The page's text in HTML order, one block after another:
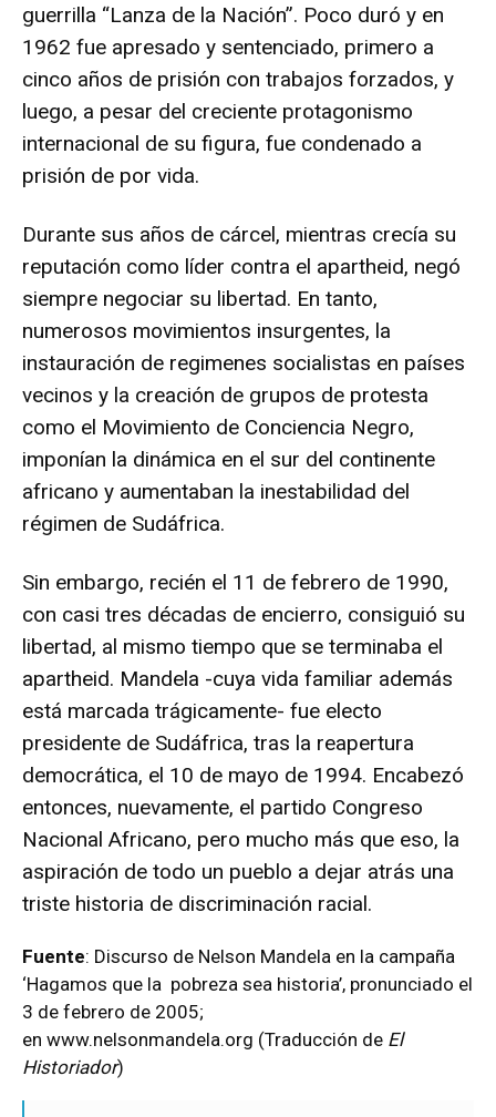
guerrilla “Lanza de la Nación”. Poco duró y en
1962 fue apresado y sentenciado, primero a
cinco años de prisión con trabajos forzados, y
luego, a pesar del creciente protagonismo
internacional de su figura, fue condenado a
prisión de por vida.
Durante sus años de cárcel, mientras crecía su
reputación como líder contra el apartheid, negó
siempre negociar su libertad. En tanto,
numerosos movimientos insurgentes, la
instauración de regimenes socialistas en países
vecinos y la creación de grupos de protesta
como el Movimiento de Conciencia Negro,
imponían la dinámica en el sur del continente
africano y aumentaban la inestabilidad del
régimen de Sudáfrica.
Sin embargo, recién el 11 de febrero de 1990,
con casi tres décadas de encierro, consiguió su
libertad, al mismo tiempo que se terminaba el
apartheid. Mandela -cuya vida familiar además
está marcada trágicamente- fue electo
presidente de Sudáfrica, tras la reapertura
democrática, el 10 de mayo de 1994. Encabezó
entonces, nuevamente, el partido Congreso
Nacional Africano, pero mucho más que eso, la
aspiración de todo un pueblo a dejar atrás una
triste historia de discriminación racial.
Fuente: Discurso de Nelson Mandela en la campaña
‘Hagamos que la pobreza sea historia’, pronunciado el
3 de febrero de 2005;
en www.nelsonmandela.org (Traducción de El
Historiador)